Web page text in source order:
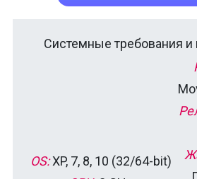
Системные требования
OS:XP, 7, 8, 10 (32/64-bit)